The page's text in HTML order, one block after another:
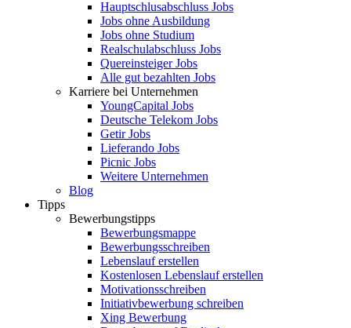
Hauptschlusabschluss Jobs
Jobs ohne Ausbildung
Jobs ohne Studium
Realschulabschluss Jobs
Quereinsteiger Jobs
Alle gut bezahlten Jobs
Karriere bei Unternehmen
YoungCapital Jobs
Deutsche Telekom Jobs
Getir Jobs
Lieferando Jobs
Picnic Jobs
Weitere Unternehmen
Blog
Tipps
Bewerbungstipps
Bewerbungsmappe
Bewerbungsschreiben
Lebenslauf erstellen
Kostenlosen Lebenslauf erstellen
Motivationsschreiben
Initiativbewerbung schreiben
Xing Bewerbung